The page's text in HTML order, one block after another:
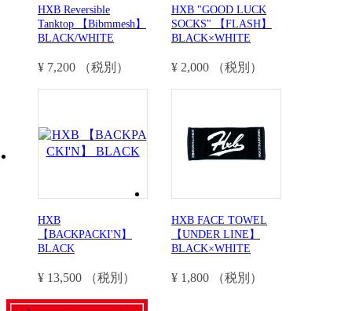
HXB Reversible
Tanktop 【Bibmmesh】
BLACK/WHITE
¥ 7,200 （税別）
HXB "GOOD LUCK
SOCKS" 【FLASH】
BLACK×WHITE
¥ 2,000 （税別）
HXB
【BACKPACKI'N】
BLACK
¥ 13,500 （税別）
HXB FACE TOWEL
【UNDER LINE】
BLACK×WHITE
¥ 1,800 （税別）